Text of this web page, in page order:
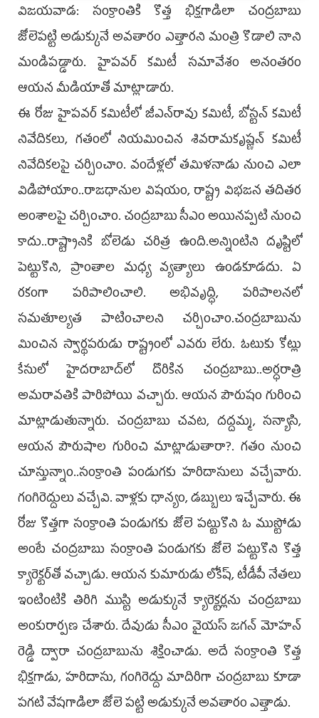
విజయవాడ: సంక్రాంతికి కొత్త భిక్షగాడిలా చంద్రబాబు
జోలెపట్టి అడుక్కునే అవతారం ఎత్తారని మంత్రి కొడాలి నాని
మండిపడ్డారు. హైపవర్‌ కమిటీ సమావేశం అనంతరం
ఆయన మీడియాతో మాట్లాడారు.
ఈ రోజు హైపవర్‌ కమిటీలో జీఎన్‌రావు కమిటీ, బోస్టన్‌ కమిటీ
నివేదికలు, గతంలో నియమించిన శివరామకృష్ణన్‌ కమిటీ
నివేదికలపై చర్చించాం. వందేళ్లలో తమిళనాడు నుంచి ఎలా
విడిపోయాం..రాజధానుల విషయం, రాష్ట్ర విభజన తదితర
అంశాలపై చర్చించాం. చంద్రబాబు సీఎం అయినప్పటి నుంచి
కాదు..రాష్ట్రానికి బోలెడు చరిత్ర ఉంది.అన్నింటిని దృష్టిలో
పెట్టుకొని, ప్రాంతాల మధ్య వ్యత్యాలు ఉండకూడదు. ఏ
రకంగా పరిపాలించాలి. అభివృద్ధి, పరిపాలనలో
సమతూల్యత పాటించాలని చర్చించాం.చంద్రబాబును
మించిన స్వార్థపరుడు రాష్ట్రంలో ఎవరు లేరు. ఓటుకు కోట్లు
కేసులో హైదరాబాద్‌లో దొరికిన చంద్రబాబు..అర్ధరాత్రి
అమరావతికి పారిపోయి వచ్చారు. ఆయన పౌరుషం గురించి
మాట్లాడుతున్నారు. చంద్రబాబు చవట, దద్దమ్మ, సన్యాసి,
ఆయన పౌరుషాల గురించి మాట్లాడుతారా?. గతం నుంచి
చూస్తున్నాం..సంక్రాంతి పండుగకు హరిదాసులు వచ్చేవారు.
గంగిరెద్దులు వచ్చేవి. వాళ్లకు ధాన్యం, డబ్బులు ఇచ్చేవారు. ఈ
రోజు కొత్తగా సంక్రాంతి పండుగకు జోలె పట్టుకొని ఓ ముస్టోడు
అంటే చంద్రబాబు సంక్రాంతి పండుగకు జోలె పట్టుకొని కొత్త
క్యారెక్టర్‌తో వచ్చాడు. ఆయన కుమారుడు లోకేష్‌, టీడీపీ నేతలు
ఇంటింటికి తిరిగి ముస్టి అడుక్కునే క్యారెక్టర్లను చంద్రబాబు
అంకురార్పణ చేశారు. దేవుడు సీఎం వైయస్‌ జగన్‌ మోహన్‌
రెడ్డి ద్వారా చంద్రబాబును శిక్షించాడు. అదే సంక్రాంతి కొత్త
భిక్షగాడు, హరిదాసు, గంగిరెద్దు మాదిరిగా చంద్రబాబు కూడా
పగటి వేషగాడిలా జోలె పట్టి అడుక్కునే అవతారం ఎత్తాడు.